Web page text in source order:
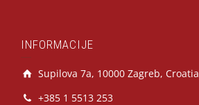
INFORMACIJE
Supilova 7a, 10000 Zagreb, Croatia
+385 1 5513 253